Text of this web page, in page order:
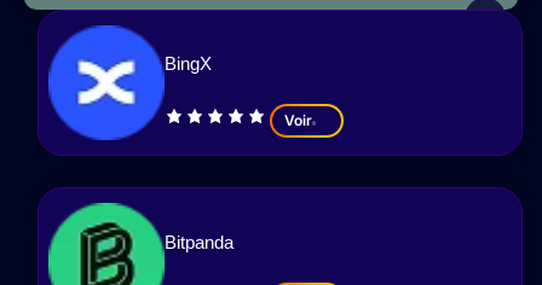
BingX
Voir
Bitpanda